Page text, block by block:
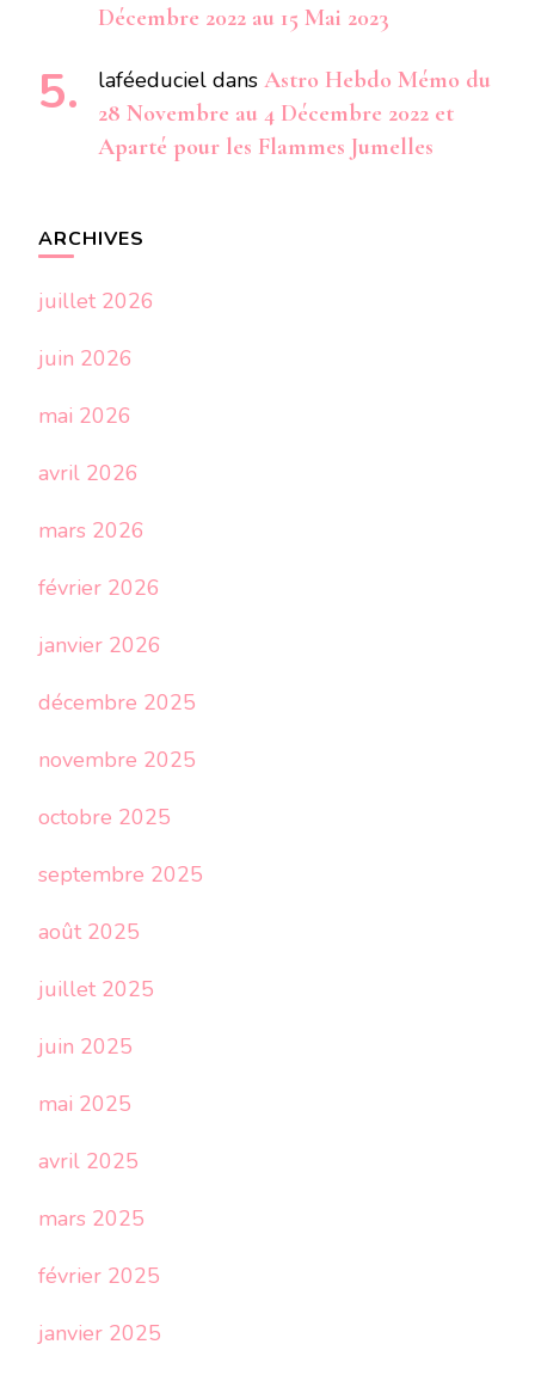
Décembre 2022 au 15 Mai 2023
laféeduciel dans Astro Hebdo Mémo du
28 Novembre au 4 Décembre 2022 et
Aparté pour les Flammes Jumelles
ARCHIVES
juillet 2026
juin 2026
mai 2026
avril 2026
mars 2026
février 2026
janvier 2026
décembre 2025
novembre 2025
octobre 2025
septembre 2025
août 2025
juillet 2025
juin 2025
mai 2025
avril 2025
mars 2025
février 2025
janvier 2025